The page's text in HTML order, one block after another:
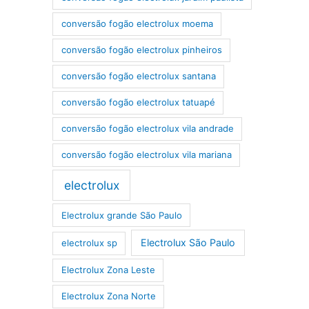
conversão fogão electrolux moema
conversão fogão electrolux pinheiros
conversão fogão electrolux santana
conversão fogão electrolux tatuapé
conversão fogão electrolux vila andrade
conversão fogão electrolux vila mariana
electrolux
Electrolux grande São Paulo
electrolux sp Electrolux São Paulo
Electrolux Zona Leste
Electrolux Zona Norte